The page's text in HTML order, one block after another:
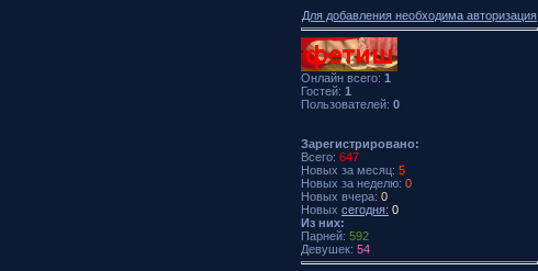
Для добавления необходима авторизация
Онлайн всего: 1
Гостей: 1
Пользователей: 0
Зарегистрировано:
Всего: 647
Новых за месяц: 5
Новых за неделю: 0
Новых вчера: 0
Новых сегодня: 0
Из них:
Парней: 592
Девушек: 54